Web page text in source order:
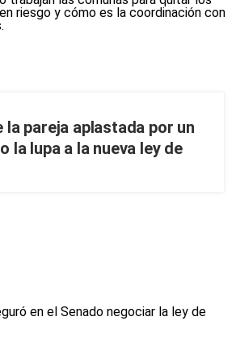
la pareja aplastada por un
la lupa a la nueva ley de